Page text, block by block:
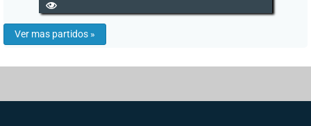
Ver mas partidos »